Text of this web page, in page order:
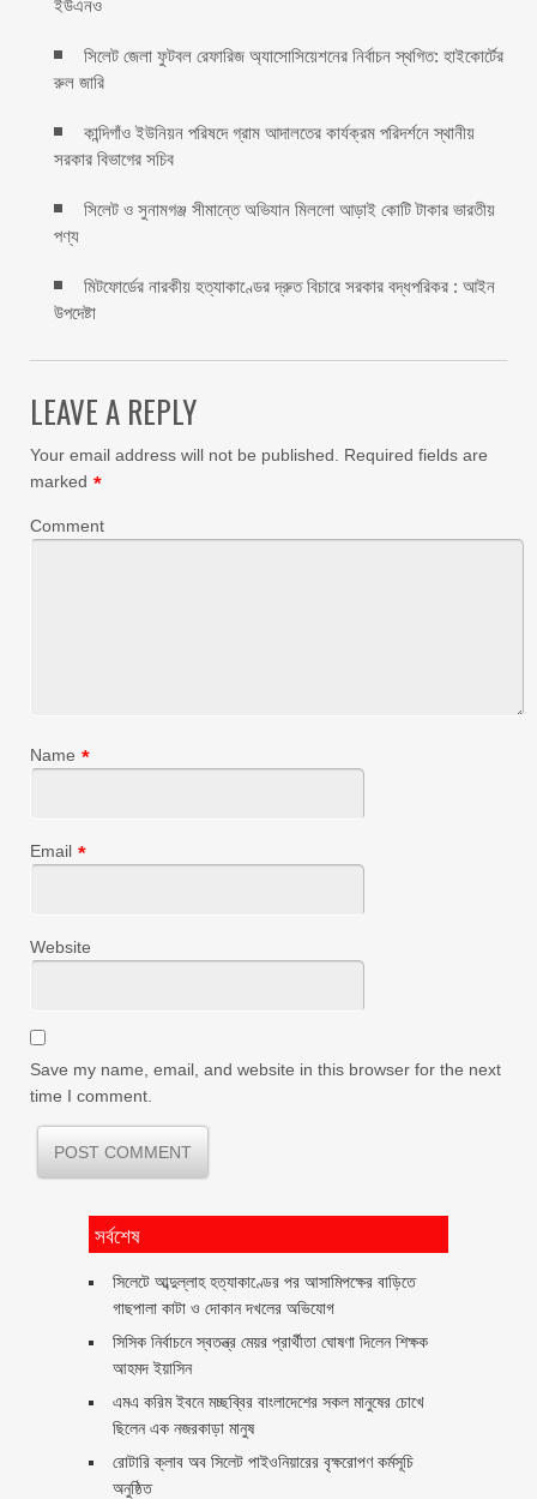
ইউএনও
সিলেট জেলা ফুটবল রেফারিজ অ্যাসোসিয়েশনের নির্বাচন স্থগিত: হাইকোর্টের
রুল জারি ‎
কান্দিগাঁও ইউনিয়ন পরিষদে গ্রাম আদালতের কার্যক্রম পরিদর্শনে স্থানীয়
সরকার বিভাগের সচিব ‎
সিলেট ও সুনামগঞ্জ সীমান্তে অভিযান মিললো আড়াই কোটি টাকার ভারতীয়
পণ্য
মিটফোর্ডের নারকীয় হত্যাকাণ্ডের দ্রুত বিচারে সরকার বদ্ধপরিকর : আইন
উপদেষ্টা
LEAVE A REPLY
Your email address will not be published.
Required fields are
marked *
Comment
Name *
Email *
Website
Save my name, email, and website in this browser for the next
time I comment.
সর্বশেষ
সিলেটে আব্দুল্লাহ হত্যাকাণ্ডের পর আসামিপক্ষের বাড়িতে
গাছপালা কাটা ও দোকান দখলের অভিযোগ
সিসিক নির্বাচনে স্বতন্ত্র মেয়র প্রার্থীতা ঘোষণা দিলেন শিক্ষক
আহমদ ইয়াসিন
এমএ করিম ইবনে মচ্ছব্বির বাংলাদেশের সকল মানুষের চোখে
ছিলেন এক নজরকাড়া মানুষ ‎
রোটারি ক্লাব অব সিলেট পাইওনিয়ারের বৃক্ষরোপণ কর্মসূচি
অনুষ্ঠিত